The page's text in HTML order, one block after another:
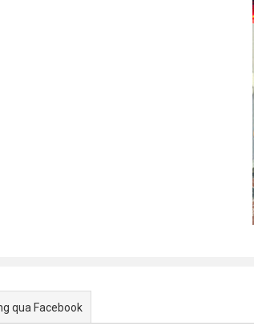
qua Facebook